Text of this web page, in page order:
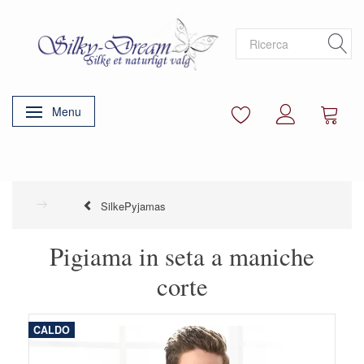
Attiva/disattiva navigazione
Menu
SilkePyjamas
Pigiama in seta a maniche
corte
CALDO